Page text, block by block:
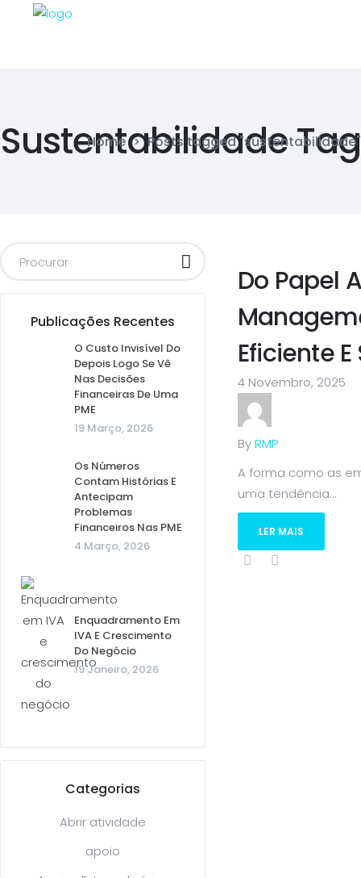
Sustentabilidade Tag
Home > Posts tagged "sustentabilidade"
Publicações Recentes
O Custo Invisível Do
Depois Logo Se Vê
Nas Decisões
Financeiras De Uma
PME
19 Março, 2026
Os Números
Contam Histórias E
Antecipam
Problemas
Financeiros Nas PME
4 Março, 2026
Enquadramento Em
IVA E Crescimento
Do Negócio
19 Janeiro, 2026
Categorias
Abrir atividade
apoio
Do Papel
Eficiente
4 Novembro, 2025
ByRMP
A forma como as
uma tendência...
LER MAIS